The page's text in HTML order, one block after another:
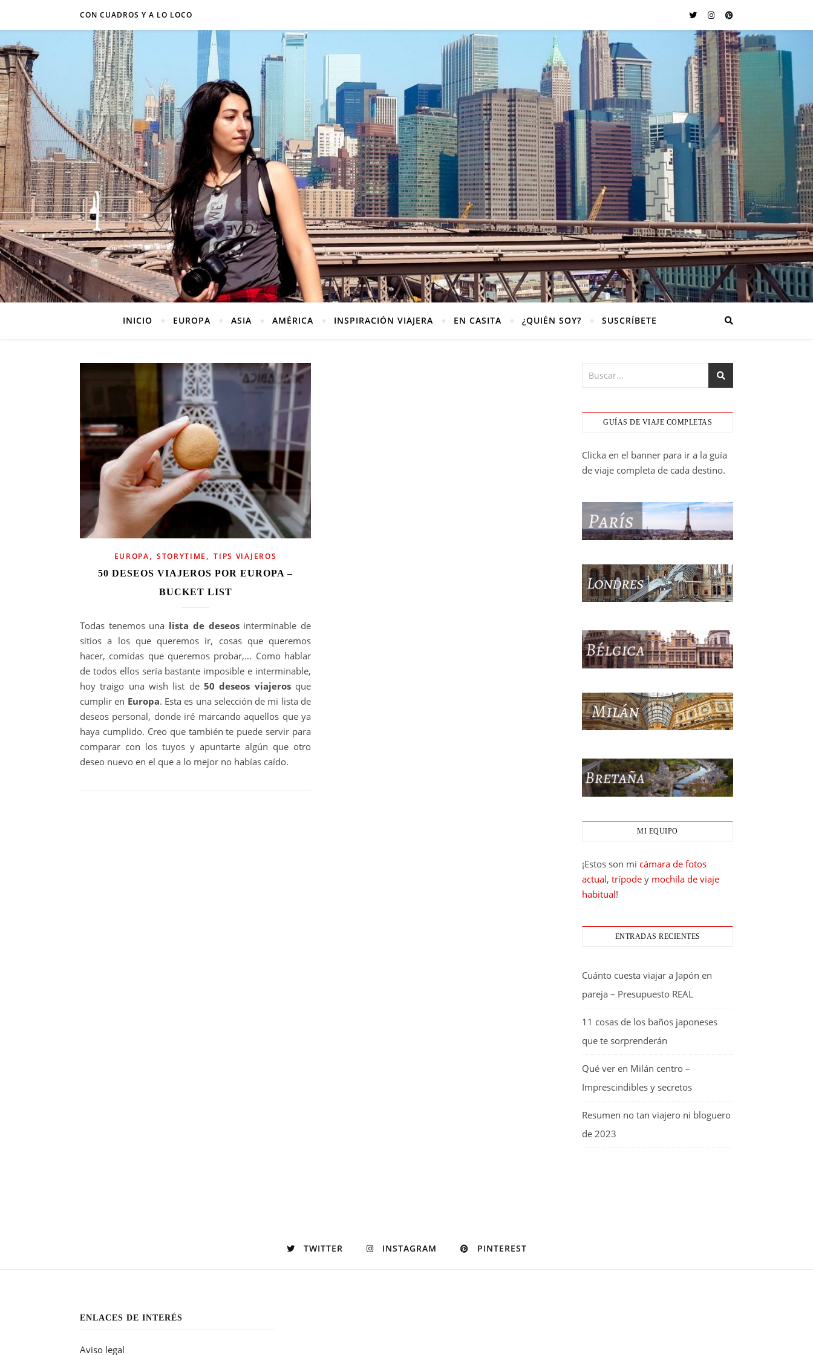
CON CUADROS Y A LO LOCO
INICIO EUROPA ASIA AMÉRICA INSPIRACIÓN VIAJERA EN CASITA ¿QUIÉN SOY? SUSCRÍBETE
EUROPA, STORYTIME ,TIPS VIAJEROS
50 DESEOS VIAJEROS POR EUROPA –
BUCKET LIST
Todas tenemos una lista de deseosinterminable de
sitios a los que queremos ir, cosas que queremos
hacer, comidas que queremos probar,… Como hablar
de todos ellos sería bastante imposible e interminable,
hoy traigo una wish list de 50 deseos viajerosque
cumplir en Europa. Esta es una selección de mi lista de
deseos personal, donde iré marcando aquellos que ya
haya cumplido. Creo que también te puede servir para
comparar con los tuyos y apuntarte algún que otro
deseo nuevo en el que a lo mejor no habías caído.
GUÍAS DE VIAJE COMPLETAS
Clicka en el banner para ir a la guía
de viaje completa de cada destino.
MI EQUIPO
¡Estos son mi cámara de fotos
actual, trípode y mochila de viaje
habitual!
ENTRADAS RECIENTES
Cuánto cuesta viajar a Japón en
pareja – Presupuesto REAL
11 cosas de los baños japoneses
que te sorprenderán
Qué ver en Milán centro –
Imprescindibles y secretos
Resumen no tan viajero ni bloguero
de 2023
TWITTER INSTAGRAM PINTEREST
ENLACES DE INTERÉS
Aviso legal